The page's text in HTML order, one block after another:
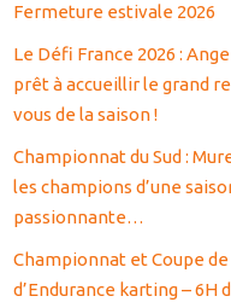
Fermeture estivale 2026
Le Défi France 2026 :
prêt à accueillir le grand
vous de la saison !
Championnat du Sud :
les champions d’une
passionnante…
Championnat et Coupe
d’Endurance karting – 6H